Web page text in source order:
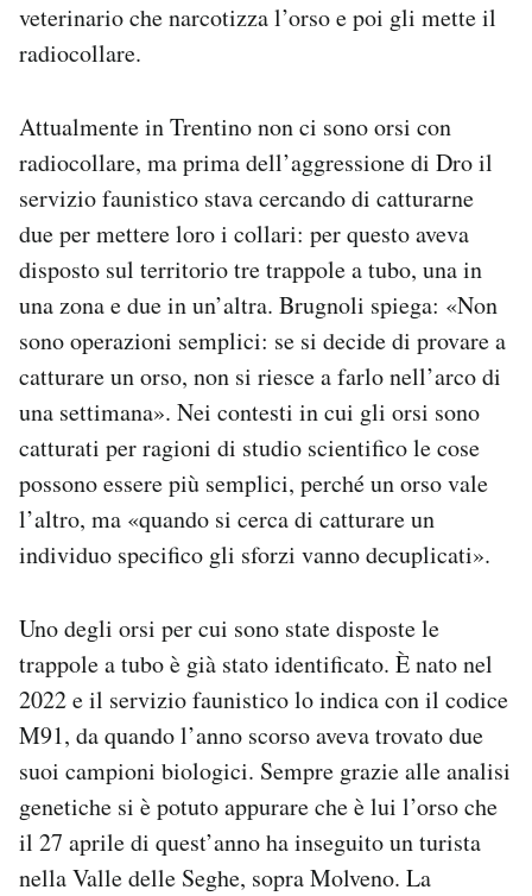
veterinario che narcotizza l’orso e poi gli mette il
radiocollare.
Attualmente in Trentino non ci sono orsi con
radiocollare, ma prima dell’aggressione di Dro il
servizio faunistico stava cercando di catturarne
due per mettere loro i collari: per questo aveva
disposto sul territorio tre trappole a tubo, una in
una zona e due in un’altra. Brugnoli spiega: «Non
sono operazioni semplici: se si decide di provare a
catturare un orso, non si riesce a farlo nell’arco di
una settimana». Nei contesti in cui gli orsi sono
catturati per ragioni di studio scientifico le cose
possono essere più semplici, perché un orso vale
l’altro, ma «quando si cerca di catturare un
individuo specifico gli sforzi vanno decuplicati».
Uno degli orsi per cui sono state disposte le
trappole a tubo è già stato identificato. È nato nel
2022 e il servizio faunistico lo indica con il codice
M91, da quando l’anno scorso aveva trovato due
suoi campioni biologici. Sempre grazie alle analisi
genetiche si è potuto appurare che è lui l’orso che
il 27 aprile di quest’anno ha inseguito un turista
nella Valle delle Seghe, sopra Molveno. La